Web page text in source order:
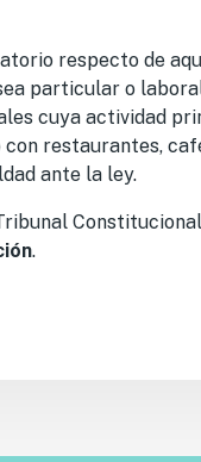
respecto de
particular o
cuya actividad
con restaurantes,
ante la ley.
.